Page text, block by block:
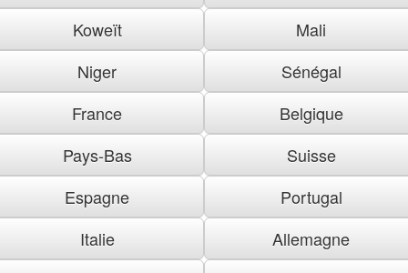
Koweït
Mali
Niger
Sénégal
France
Belgique
Pays-Bas
Suisse
Espagne
Portugal
Italie
Allemagne